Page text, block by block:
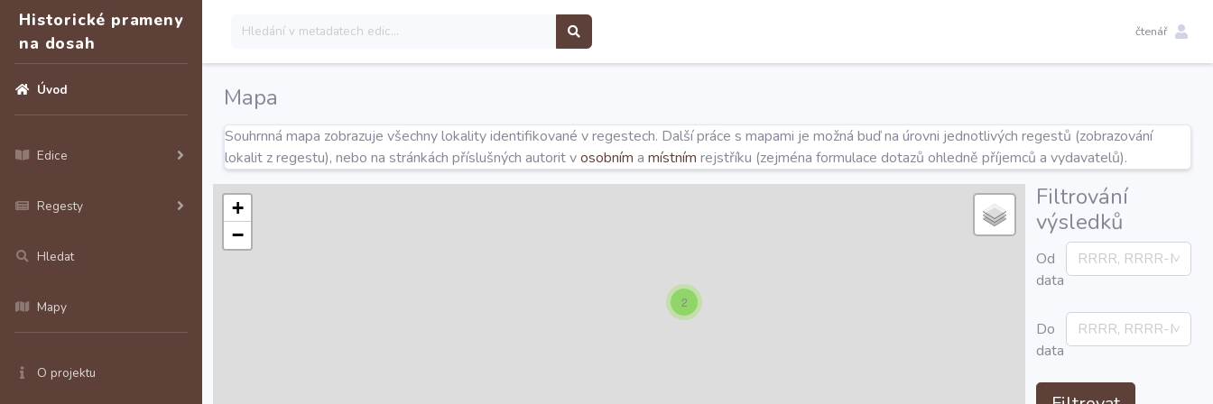
Historické prameny
na dosah
Úvod
Edice
Regesty
Hledat
Mapy
O projektu
čtenář
Mapa
Souhrnná mapa zobrazuje všechny lokality identifikované v regestech. Další práce s mapami je možná buď na úrovni jednotlivých regestů (zobrazování
lokalit z regestu), nebo na stránkách příslušných autorit vosobním a místním rejstříku (zejména formulace dotazů ohledně příjemců a vydavatelů).
2
+
−
Filtrování
výsledků
Od
data
Do
data